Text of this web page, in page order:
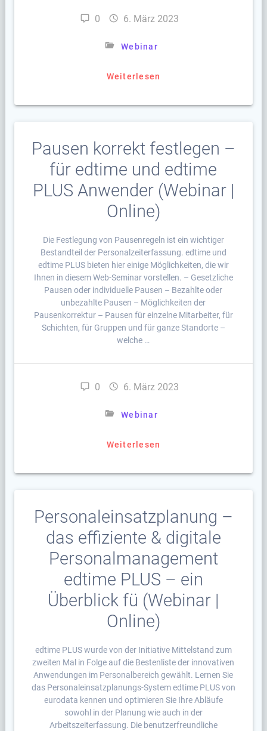
0 6. März 2023
Webinar
Weiterlesen
Pausen korrekt festlegen –
für edtime und edtime
PLUS Anwender (Webinar |
Online)
Die Festlegung von Pausenregeln ist ein wichtiger
Bestandteil der Personalzeiterfassung. edtime und
edtime PLUS bieten hier einige Möglichkeiten, die wir
Ihnen in diesem Web-Seminar vorstellen. – Gesetzliche
Pausen oder individuelle Pausen – Bezahlte oder
unbezahlte Pausen – Möglichkeiten der
Pausenkorrektur – Pausen für einzelne Mitarbeiter, für
Schichten, für Gruppen und für ganze Standorte –
welche …
0 6. März 2023
Webinar
Weiterlesen
Personaleinsatzplanung –
das effiziente & digitale
Personalmanagement
edtime PLUS – ein
Überblick fü (Webinar |
Online)
edtime PLUS wurde von der Initiative Mittelstand zum
zweiten Mal in Folge auf die Bestenliste der innovativen
Anwendungen im Personalbereich gewählt. Lernen Sie
das Personaleinsatzplanungs-System edtime PLUS von
eurodata kennen und optimieren Sie Ihre Abläufe
sowohl in der Planung wie auch in der
Arbeitszeiterfassung. Die benutzerfreundliche